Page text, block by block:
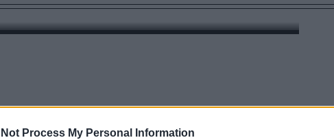
Not Process My Personal Information
αυτούσιο από το αρχείο.